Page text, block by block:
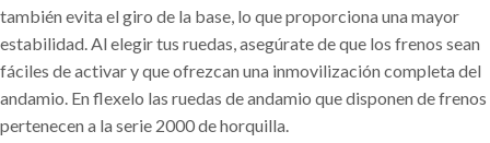
también evita el giro de la base, lo que proporciona una mayor
estabilidad. Al elegir tus ruedas, asegúrate de que los frenos sean
fáciles de activar y que ofrezcan una inmovilización completa del
andamio. En flexelo las ruedas de andamio que disponen de frenos
pertenecen a la serie 2000 de horquilla.